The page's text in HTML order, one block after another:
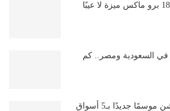
في السعودية ومصر.. كم
المدينة العالمية بالدمام تدشن موسمًا جديدًا بـ5 أسواق